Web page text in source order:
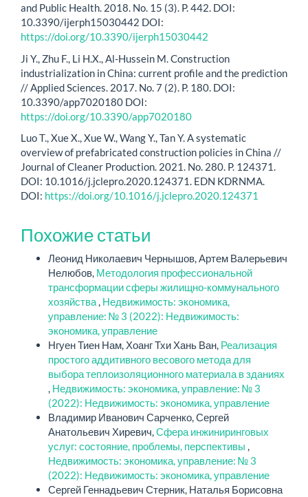
and Public Health. 2018. No. 15 (3). P. 442. DOI:
10.3390/ijerph15030442 DOI:
https://doi.org/10.3390/ijerph15030442
Ji Y., Zhu F., Li H.X., Al-Hussein M. Construction
industrialization in China: current profile and the prediction
// Applied Sciences. 2017. No. 7 (2). P. 180. DOI:
10.3390/app7020180 DOI:
https://doi.org/10.3390/app7020180
Luo T., Xue X., Xue W., Wang Y., Tan Y. A systematic
overview of prefabricated construction policies in China //
Journal of Cleaner Production. 2021. No. 280. P. 124371.
DOI: 10.1016/j.jclepro.2020.124371. EDN KDRNMA.
DOI: https://doi.org/10.1016/j.jclepro.2020.124371
Похожие статьи
Леонид Николаевич Чернышов, Артем Валерьевич
Нелюбов, Методология профессиональной
трансформации сферы жилищно-коммунального
хозяйства, Недвижимость: экономика,
управление: № 3 (2022): Недвижимость:
экономика, управление
Нгуен Тиен Нам, Хоанг Тхи Хань Ван, Реализация
простого аддитивного весового метода для
выбора теплоизоляционного материала в зданиях
, Недвижимость: экономика, управление: № 3
(2022): Недвижимость: экономика, управление
Владимир Иванович Сарченко, Сергей
Анатольевич Хиревич,Сфера инжиниринговых
услуг: состояние, проблемы, перспективы ,
Недвижимость: экономика, управление: № 3
(2022): Недвижимость: экономика, управление
Сергей Геннадьевич Стерник, Наталья Борисовна